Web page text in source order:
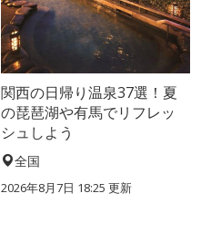
関西の日帰り温泉37選！夏
の琵琶湖や有馬でリフレッ
シュしよう
全国
2026年8月7日 18:25 更新